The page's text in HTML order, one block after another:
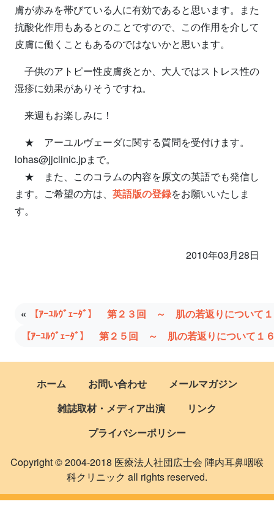
膚が赤みを帯びている人に有効であると思います。また
抗酸化作用もあるとのことですので、この作用を介して
皮膚に働くこともあるのではないかと思います。
子供のアトピー性皮膚炎とか、大人ではストレス性の
湿疹に効果がありそうですね。
来週もお楽しみに！
★ アーユルヴェーダに関する質問を受付けます。
lohas@jjclinic.jpまで。
★ また、このコラムの内容を原文の英語でも発信し
ます。ご希望の方は、 英語版の登録をお願いいたしま
す。
2010年03月28日
«
【ｱｰﾕﾙｳﾞｪｰﾀﾞ】 第２３回 ～ 肌の若返りについて
【ｱｰﾕﾙｳﾞｪｰﾀﾞ】 第２５回 ～ 肌の若返りについて１
ホーム お問い合わせ
メールマガジン
雑誌取材・メディア出演
リンク
プライバシーポリシー
Copyright © 2004-2018 医療法人社団広士会 陣内耳鼻咽喉
科クリニック all rights reserved.